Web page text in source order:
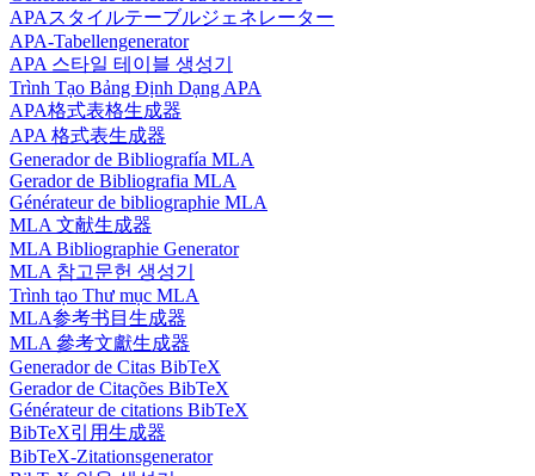
APAスタイルテーブルジェネレーター
APA-Tabellengenerator
APA 스타일 테이블 생성기
Trình Tạo Bảng Định Dạng APA
APA格式表格生成器
APA 格式表生成器
Generador de Bibliografía MLA
Gerador de Bibliografia MLA
Générateur de bibliographie MLA
MLA 文献生成器
MLA Bibliographie Generator
MLA 참고문헌 생성기
Trình tạo Thư mục MLA
MLA参考书目生成器
MLA 參考文獻生成器
Generador de Citas BibTeX
Gerador de Citações BibTeX
Générateur de citations BibTeX
BibTeX引用生成器
BibTeX-Zitationsgenerator